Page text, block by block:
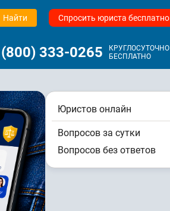
Найти Спросить юриста бесплатно
333-0265
КРУГЛОСУТОЧНО
БЕСПЛАТНО
Юристов онлайн
Вопросов за сутки
Вопросов без ответов